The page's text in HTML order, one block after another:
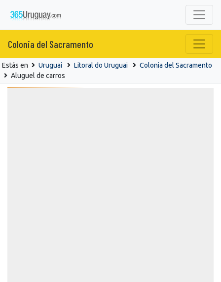
Colonia del Sacramento
Estás en Uruguai Litoral do Uruguai
Colonia del Sacramento
Aluguel de carros